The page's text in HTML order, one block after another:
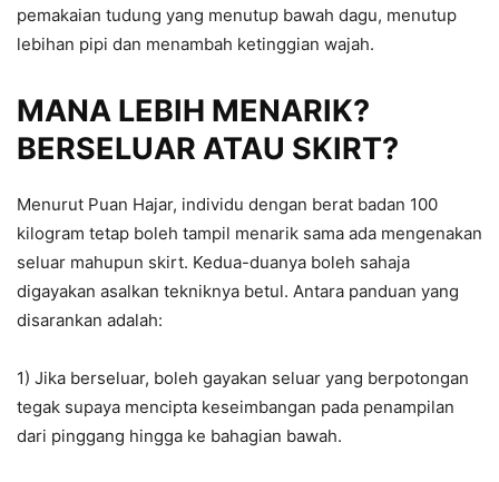
pemakaian tudung yang menutup bawah dagu, menutup
lebihan pipi dan menambah ketinggian wajah.
MANA LEBIH MENARIK?
BERSELUAR ATAU SKIRT?
Menurut Puan Hajar, individu dengan berat badan 100
kilogram tetap boleh tampil menarik sama ada mengenakan
seluar mahupun skirt. Kedua-duanya boleh sahaja
digayakan asalkan tekniknya betul. Antara panduan yang
disarankan adalah:
1) Jika berseluar, boleh gayakan seluar yang berpotongan
tegak supaya mencipta keseimbangan pada penampilan
dari pinggang hingga ke bahagian bawah.